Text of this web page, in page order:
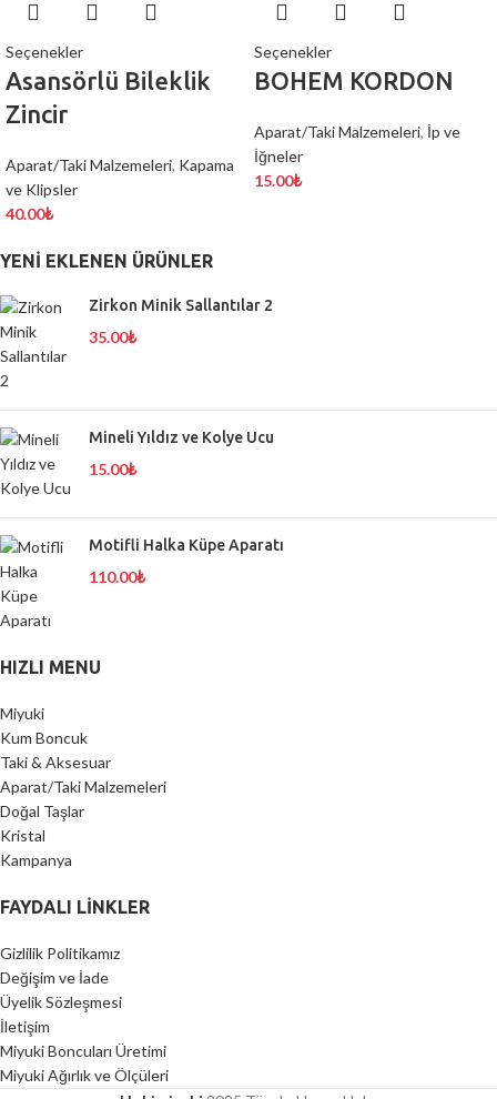
Seçenekler
Asansörlü Bileklik
Zincir
Aparat/Taki Malzemeleri, Kapama
ve Klipsler
40.00₺
Seçenekler
BOHEM KORDON
Aparat/Taki Malzemeleri, İp ve
İğneler
15.00₺
YENI EKLENEN ÜRÜNLER
Zirkon Minik Sallantılar 2
35.00₺
Mineli Yıldız ve Kolye Ucu
15.00₺
Motifli Halka Küpe Aparatı
110.00₺
HIZLI MENU
Miyuki
Kum Boncuk
Taki & Aksesuar
Aparat/Taki Malzemeleri
Doğal Taşlar
Kristal
Kampanya
FAYDALI LİNKLER
Gizlilik Politikamız
Değişim ve İade
Üyelik Sözleşmesi
İletişim
Miyuki Boncuları Üretimi
Miyuki Ağırlık ve Ölçüleri